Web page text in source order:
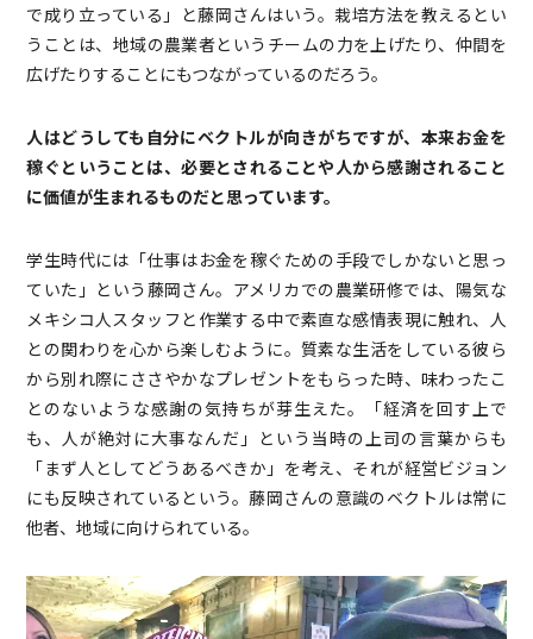
で成り立っている」と藤岡さんはいう。栽培方法を教えるとい
うことは、地域の農業者というチームの力を上げたり、仲間を
広げたりすることにもつながっているのだろう。
人はどうしても自分にベクトルが向きがちですが、本来お金を
稼ぐということは、必要とされることや人から感謝されること
に価値が生まれるものだと思っています。
学生時代には「仕事はお金を稼ぐための手段でしかないと思っ
ていた」という藤岡さん。アメリカでの農業研修では、陽気な
メキシコ人スタッフと作業する中で素直な感情表現に触れ、人
との関わりを心から楽しむように。質素な生活をしている彼ら
から別れ際にささやかなプレゼントをもらった時、味わったこ
とのないような感謝の気持ちが芽生えた。「経済を回す上で
も、人が絶対に大事なんだ」という当時の上司の言葉からも
「まず人としてどうあるべきか」を考え、それが経営ビジョン
にも反映されているという。藤岡さんの意識のベクトルは常に
他者、地域に向けられている。